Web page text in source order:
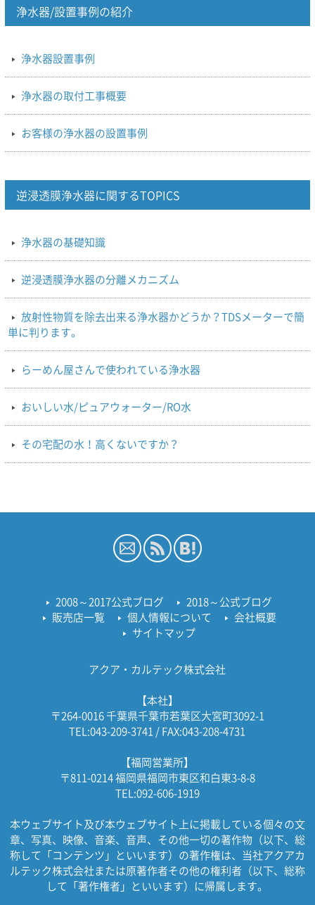
浄水器/設置事例の紹介
浄水器設置事例
浄水器の取付工事概要
お客様の浄水器の設置事例
逆浸透膜浄水器に関するTOPICS
浄水器の基礎知識
逆浸透膜浄水器の分離メカニズム
放射性物質を除去出来る浄水器かどうか？TDSメーターで簡
単に判ります。
らーめん屋さんで使われている浄水器
おいしい水/ピュアウォーター/RO水
その宅配の水！高くないですか？
2008～2017公式ブログ
2018～公式ブログ
販売店一覧
個人情報について
会社概要
サイトマップ
アクア・カルテック株式会社
【本社】
〒264-0016 千葉県千葉市若葉区大宮町3092-1
TEL:043-209-3741 / FAX:043-208-4731
【福岡営業所】
〒811-0214 福岡県福岡市東区和白東3-8-8
TEL:092-606-1919
本ウェブサイト及び本ウェブサイト上に掲載している個々の文
章、写真、映像、音楽、音声、その他一切の著作物（以下、総
称して「コンテンツ」といいます）の著作権は、当社アクアカ
ルテック株式会社または原著作者その他の権利者（以下、総称
して「著作権者」といいます）に帰属します。